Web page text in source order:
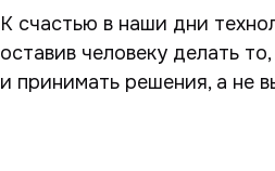
К счастью в наши дни
оставив человеку делать
и принимать решения, а не